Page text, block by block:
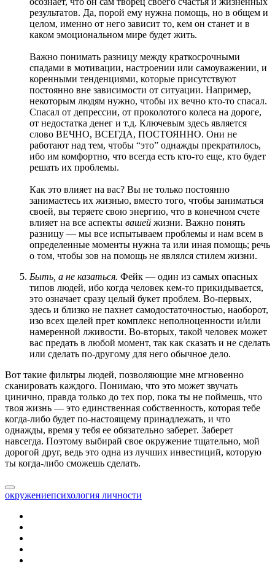
результатов. Да, порой ему нужна помощь, но в общем и
целом, именно от него зависит то, кем он станет и в
каком эмоциональном мире будет жить.
Важно понимать разницу между краткосрочными
спадами в мотивации, настроении или самоуважении, и
коренными тенденциями, которые присутствуют
постоянно вне зависимости от ситуации. Например,
некоторым людям нужно, чтобы их вечно кто-то спасал.
Спасал от депрессии, от проколотого колеса на дороге,
от недостатка денег и т.д. Ключевым здесь является
слово ВЕЧНО, ВСЕГДА, ПОСТОЯННО. Они не
работают над тем, чтобы “это” однажды прекратилось,
ибо им комфортно, что всегда есть кто-то еще, кто будет
решать их проблемы.
Как это влияет на вас? Вы не только постоянно
занимаетесь их жизнью, вместо того, чтобы заниматься
своей, вы теряете свою энергию, что в конечном счете
влияет на все аспекты вашей жизни. Важно понять
разницу — мы все испытываем проблемы и нам всем в
определенные моменты нужна та или иная помощь; речь
о том, чтобы зов на помощь не являлся стилем жизни.
Быть, а не казаться. Фейк — один из самых опасных
типов людей, ибо когда человек кем-то прикидывается,
это означает сразу целый букет проблем. Во-первых,
здесь и близко не пахнет самодостаточностью, наоборот,
изо всех щелей прет комплекс неполноценности и/или
намеренной лживости. Во-вторых, такой человек может
вас предать в любой момент, так как сказать и не сделать
или сделать по-другому для него обычное дело.
Вот такие фильтры людей, позволяющие мне мгновенно
сканировать каждого. Понимаю, что это может звучать
цинично, правда только до тех пор, пока ты не поймешь, что
твоя жизнь — это единственная собственность, которая тебе
когда-либо будет по-настоящему принадлежать, и что
однажды, время у тебя ее обязательно заберет. Заберет
навсегда. Поэтому выбирай свое окружение тщательно, мой
дорогой друг, ведь это одна из лучших инвестиций, которую
ты когда-либо сможешь сделать.
окружениепсихология личности